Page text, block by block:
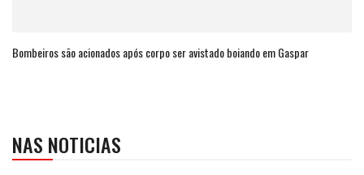
Bombeiros são acionados após corpo ser avistado boiando em Gaspar
NAS NOTICIAS